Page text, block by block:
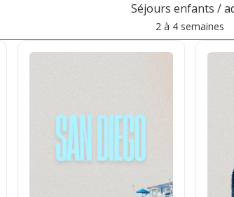
Séjours enfants /
2 à 4 semaines